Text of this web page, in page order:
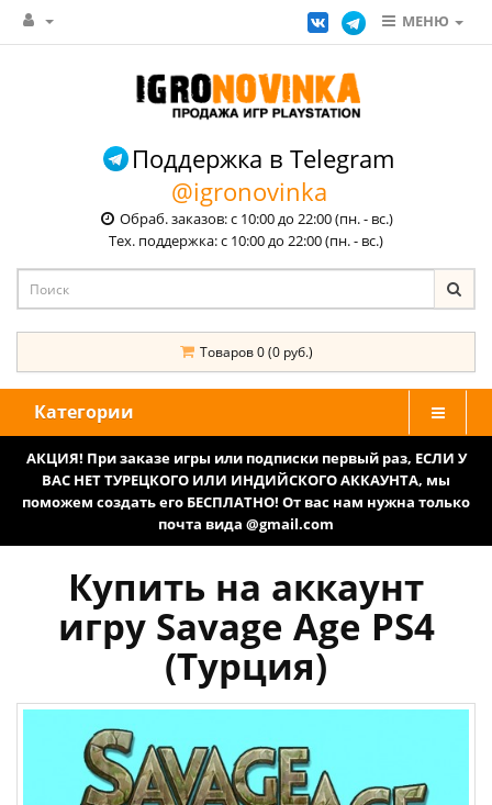
МЕНЮ
Поддержка в Telegram
@igronovinka
Обраб. заказов: с 10:00 до 22:00 (пн. - вс.)
Тех. поддержка: с 10:00 до 22:00 (пн. - вс.)
Товаров 0 (0 руб.)
Категории
АКЦИЯ! При заказе игры или подписки первый раз, ЕСЛИ У
ВАС НЕТ ТУРЕЦКОГО ИЛИ ИНДИЙСКОГО АККАУНТА, мы
поможем создать его БЕСПЛАТНО! От вас нам нужна только
почта вида @gmail.com
Купить на аккаунт
игру Savage Age PS4
(Турция)